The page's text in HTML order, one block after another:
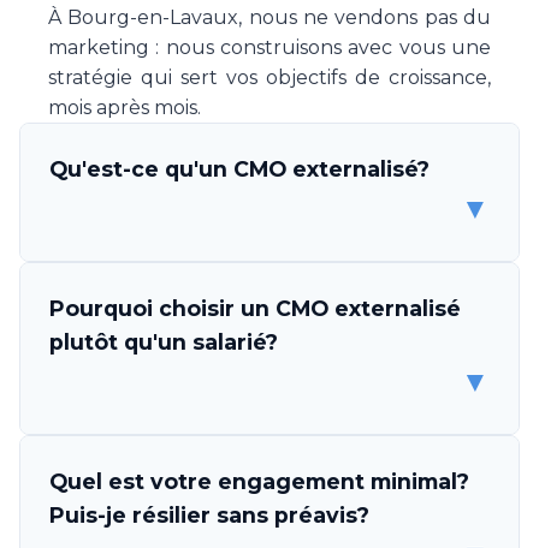
À Bourg-en-Lavaux, nous ne vendons pas du
marketing : nous construisons avec vous une
stratégie qui sert vos objectifs de croissance,
mois après mois.
Qu'est-ce qu'un CMO externalisé?
▼
Un CMO (Chief Marketing Officer) externalisé
est un professionnel ou une équipe de
spécialistes marketing qui s'engage à piloter
CMO vous met à disposition une expertise
complète en direction marketing, couvrant la
Pourquoi choisir un CMO externalisé
plutôt qu'un salarié?
▼
Les avantages sont multiples. D'abord,
l'économie est considérable: un CMO salarié
Quel est votre engagement minimal?
Puis-je résilier sans préavis?